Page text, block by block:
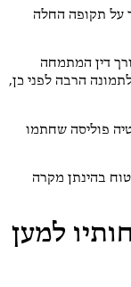
את התגמולים למבוטח תוך תקופה של 30 יום. מדובר על תקופה החלה
דין המתמחה
הרבה לפני כן,
פוליסה שחתמו
בהינתן מקרה
למען